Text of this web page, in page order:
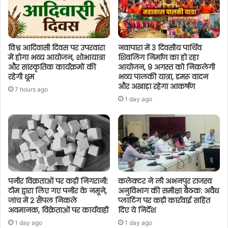
विश्व आदिवासी दिवस पर उपरवारा
में होगा भव्य आयोजन, शोभायात्रा
और सांस्कृतिक कार्यक्रमों की
रहेगी धूम
7 hours ago
नवापारा में 3 दिवसीय पार्थिव
शिवलिंग निर्माण का हो रहा
आयोजन, 9 अगस्त को निकलेगी
भव्य पालकी यात्रा, डमरू वादन
और अखाड़ा रहेगा आकर्षण
1 day ago
पनीर विक्रताओं पर कड़ी निगरानी:
टीम द्वारा लिए गए पनीर के नमूने,
जांच में 2 सैंपल निकले
अवमानक, विक्रेताओं पर कार्यवाही
1 day ago
कलेक्टर ने ली अभनपुर राजस्व
अनुविभाग की समीक्षा बैठक: अवैध
प्लाटिंग पर कड़ी कार्रवाई सहित
दिए ये निर्देश
1 day ago